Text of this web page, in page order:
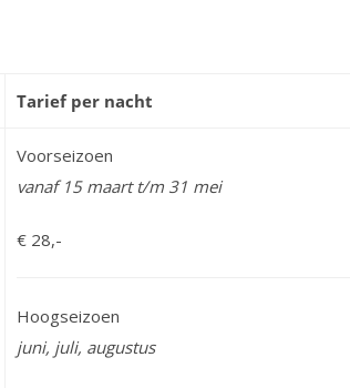
Tarief per nacht
Voorseizoen
vanaf 15 maart t/m 31 mei
€ 28,-
Hoogseizoen
juni, juli, augustus